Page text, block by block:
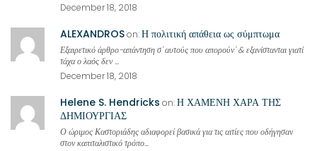
December 18, 2018
ALEXANDROSon:Η πολιτική απάθεια ως σύμπτωμα
Εξαιρετικό άρθρο-απάντηση σ' αυτούς που απορούν' & εξανίστανται γιατί
τάχα ο λαός δεν ...
December 18, 2018
Helene S. Hendricks on:Η ΧΑΜΕΝΗ ΧΑΡΑ ΤΗΣ
ΔΗΜΙΟΥΡΓΙΑΣ
Ο ώριμος Καστοριάδης αδιαφορεί βασικά για τις αιτίες που οδήγησαν
στον καπιταλιστικό τρόπο...